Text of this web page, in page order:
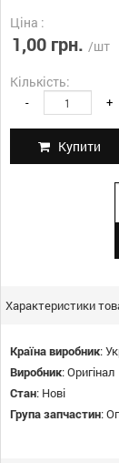
Ціна :
1,00 грн. /шт
Кількість:
- +
Купити
Характеристики
Країна виробник:
Виробник:Оригінал
Стан: Нові
Група запчастин: